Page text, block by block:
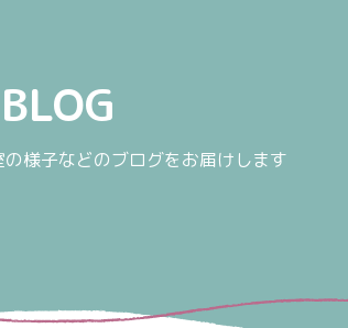
BLOG
様子などのブログをお届けします